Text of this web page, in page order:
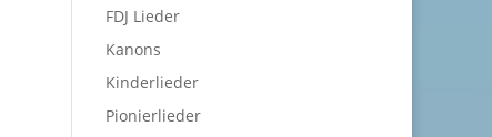
FDJ Lieder
Kanons
Kinderlieder
Pionierlieder